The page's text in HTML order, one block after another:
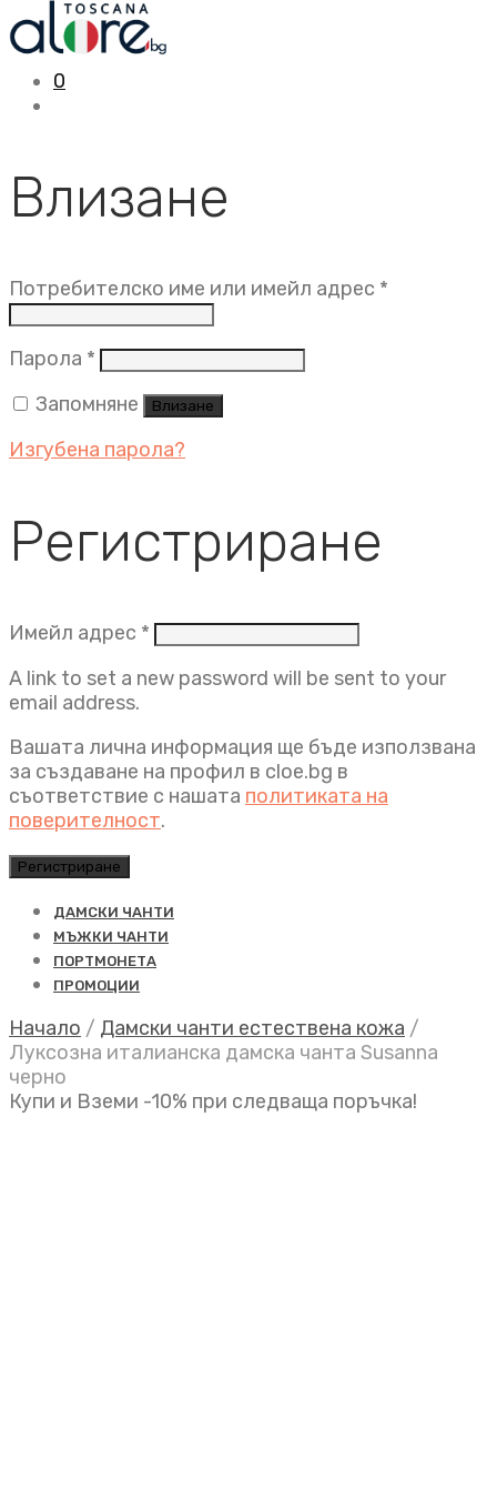
0
Влизане
Потребителско име или имейл адрес *
Парола * Задължително
Запомняне
Влизане
Изгубена парола?
Регистриране
Имейл адрес * Задължително
A link to set a new password will be sent to your
email address.
Вашата лична информация ще бъде използвана
за създаване на профил в cloe.bg в
съответствие с нашата политиката на
поверителност.
Регистриране
ДАМСКИ ЧАНТИ
МЪЖКИ ЧАНТИ
ПОРТМОНЕТА
ПРОМОЦИИ
Начало / Дамски чанти естествена кожа /
Луксозна италианска дамска чанта Susanna
черно
Купи и Вземи -10% при следваща поръчка!